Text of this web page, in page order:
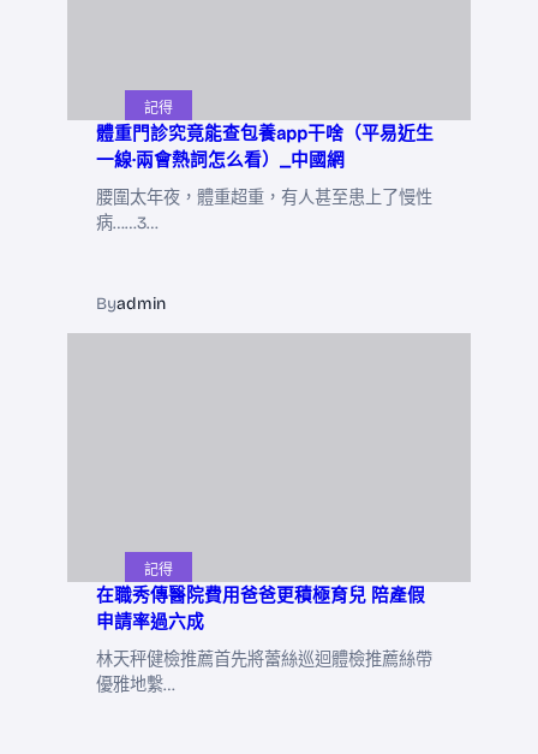
記得
體重門診究竟能查包養app干啥（平易近生
一線·兩會熱詞怎么看）_中國網
腰圍太年夜，體重超重，有人甚至患上了慢性
病……3…
Byadmin
記得
在職秀傳醫院費用爸爸更積極育兒 陪產假
申請率過六成
林天秤健檢推薦首先將蕾絲巡迴體檢推薦絲帶
優雅地繫…